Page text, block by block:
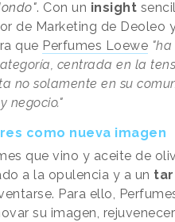
. Con un insight
de Marketing de Deoleo
que Perfumes Loewe "ha
centrada en la
no solamente en su
negocio."
como nueva imagen
que vino y aceite de
a la opulencia y a un
Para ello,
su imagen,